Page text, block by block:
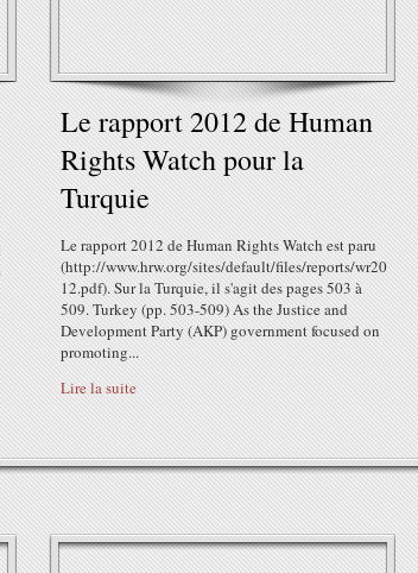
Le rapport 2012 de Human
Rights Watch pour la
Turquie
Le rapport 2012 de Human Rights Watch est paru
(http://www.hrw.org/sites/default/files/reports/wr20
12.pdf). Sur la Turquie, il s'agit des pages 503 à
509. Turkey (pp. 503-509) As the Justice and
Development Party (AKP) government focused on
promoting...
Lire la suite